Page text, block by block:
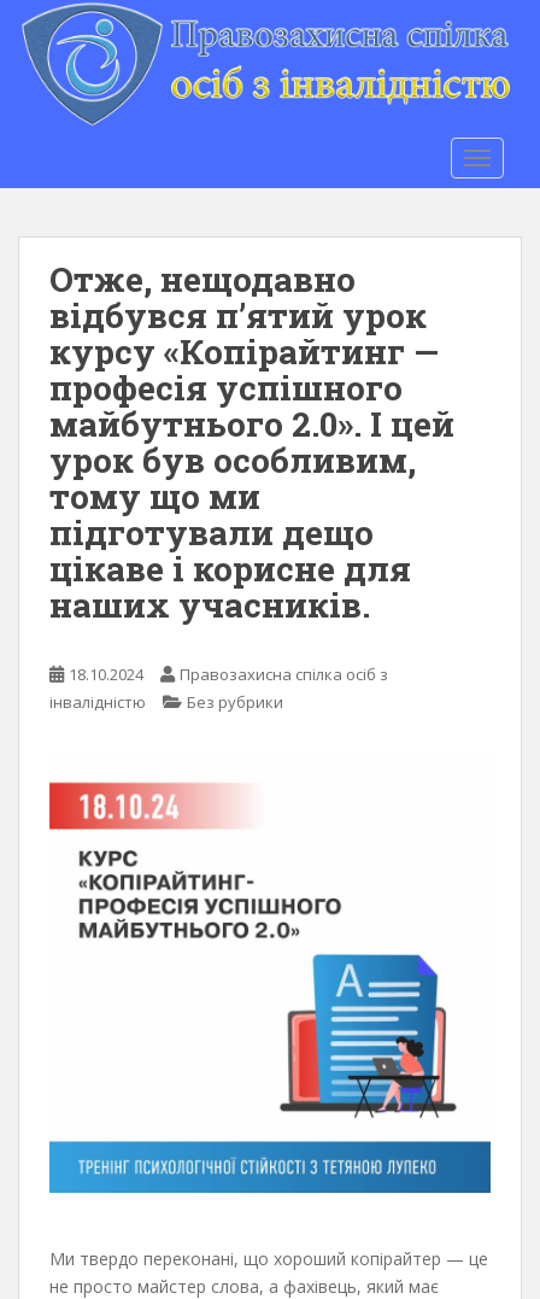
Отже, нещодавно
відбувся п’ятий урок
курсу «Копірайтинг —
професія успішного
майбутнього 2.0». І цей
урок був особливим,
тому що ми
підготували дещо
цікаве і корисне для
наших учасників.
18.10.2024
Правозахисна спілка осіб з
інвалідністю
Без рубрики
Ми твердо переконані, що хороший копірайтер — це
не просто майстер слова, а фахівець, який має